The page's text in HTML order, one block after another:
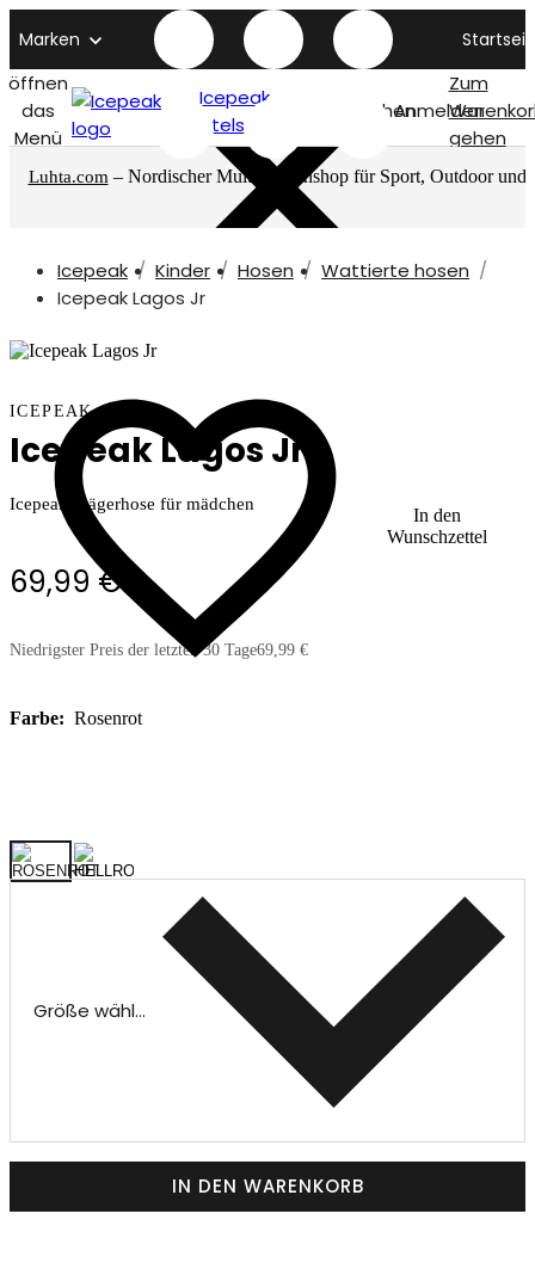
Marken
öffnen
das
Menü
Icepeak
titelseite
SuchenAnmelden
Zum
gehen
Luhta.com – Nordischer Multimarkenshop für Sport, Outdoor und
Icepeak Kinder Hosen
Wattierte hosen
Icepeak Lagos Jr
In den
Wunschzettel
ICEPEAK
Icepeak Lagos Jr
Icepeak Trägerhose für mädchen
69,99 €
Niedrigster Preis der letzten 30 Tage69,99 €
Farbe: Rosenrot
Größe wählen
IN DEN WARENKORB